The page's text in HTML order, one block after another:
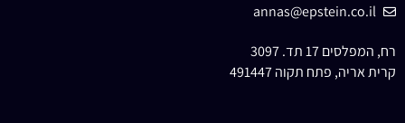
annas@epstein.co.il
רח, המפלסים 17 תד. 3097
קרית אריה, פתח תקוה 491447